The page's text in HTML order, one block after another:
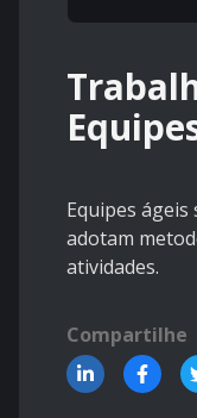
Equipes
adotam
atividades.
Compartilhe